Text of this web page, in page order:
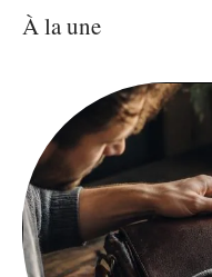
À la une